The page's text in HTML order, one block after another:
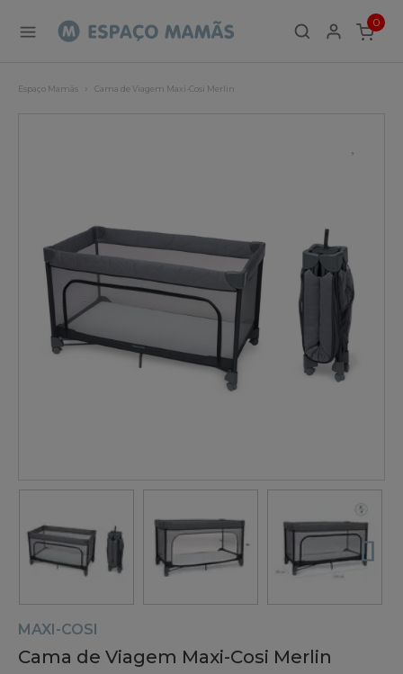
0
ITEMS
Espaço Mamãs Cama de Viagem Maxi-Cosi Merlin
MAXI-COSI
Cama de Viagem Maxi-Cosi Merlin